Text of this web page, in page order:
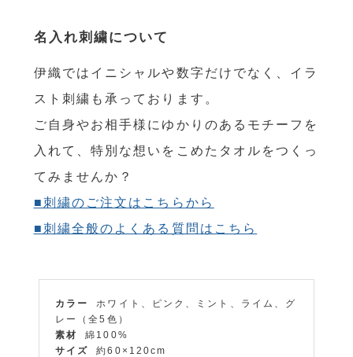
名入れ刺繍について
伊織ではイニシャルや数字だけでなく、イラ
スト刺繍も承っております。
ご自身やお相手様にゆかりのあるモチーフを
入れて、特別な想いをこめたタオルをつくっ
てみませんか？
■刺繍のご注文はこちらから
■刺繍全般のよくある質問はこちら
カラー
ホワイト、ピンク、ミント、ライム、グ
レー（全5色）
素材
綿100%
サイズ
約60×120cm